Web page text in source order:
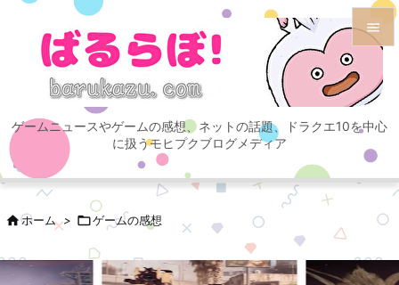
ゲームニュースやゲームの感想、ネットの話題、ドラクエ10を中心
に扱うモヒプクブログメディア

メニュ

サイド

次へ
ホーム > ゲームの感想